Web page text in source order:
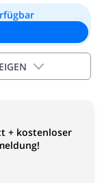
Gesundheit
Zeitraums
+ kostenloser